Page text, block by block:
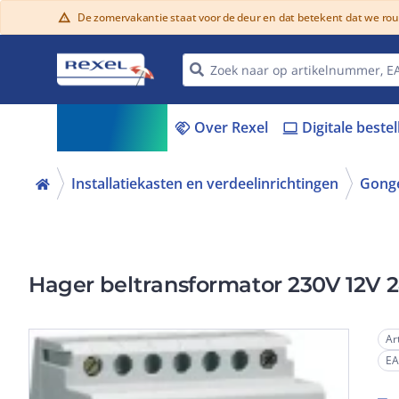
warning De zomervakantie staat voor de deur en dat betekent dat we
handshake Over Rexel laptop Digitale
Installatiekasten en verdeelinrichtingen
Hager beltransformator 230V 12V